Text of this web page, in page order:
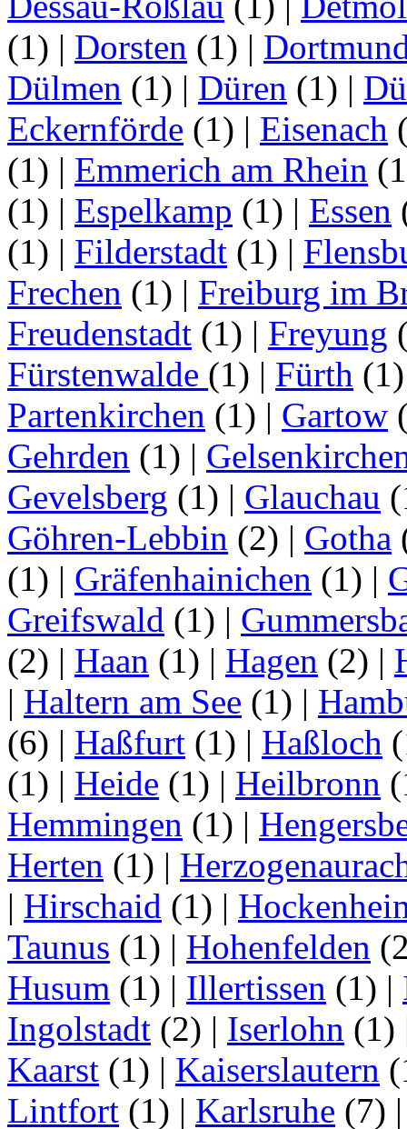
(1) | Dorsten (1) |
Dülmen (1) | Düren (1) |
Eckernförde (1) | Eisenach
(1) | Emmerich am Rhein
(1) | Espelkamp (1) | Essen
(1) | Filderstadt (1) |
Frechen (1) | Freiburg im
Freudenstadt (1) | Freyung
Fürstenwalde (1) | Fürth
Partenkirchen (1) | Gartow
Gehrden (1) |
Gevelsberg (1) | Glauchau
Göhren-Lebbin (2) | Gotha
(1) | Gräfenhainichen (1) |
Greifswald (1) |
(2) | Haan (1) | Hagen (2) |
| Haltern am See (1) |
(6) | Haßfurt (1) | Haßloch
(1) | Heide (1) | Heilbronn
Hemmingen (1) |
Herten (1) |
| Hirschaid (1) |
Taunus (1) | Hohenfelden
Husum (1) | Illertissen (1) |
Ingolstadt (2) | Iserlohn (1)
Kaarst (1) | Kaiserslautern
Lintfort (1) | Karlsruhe (7)